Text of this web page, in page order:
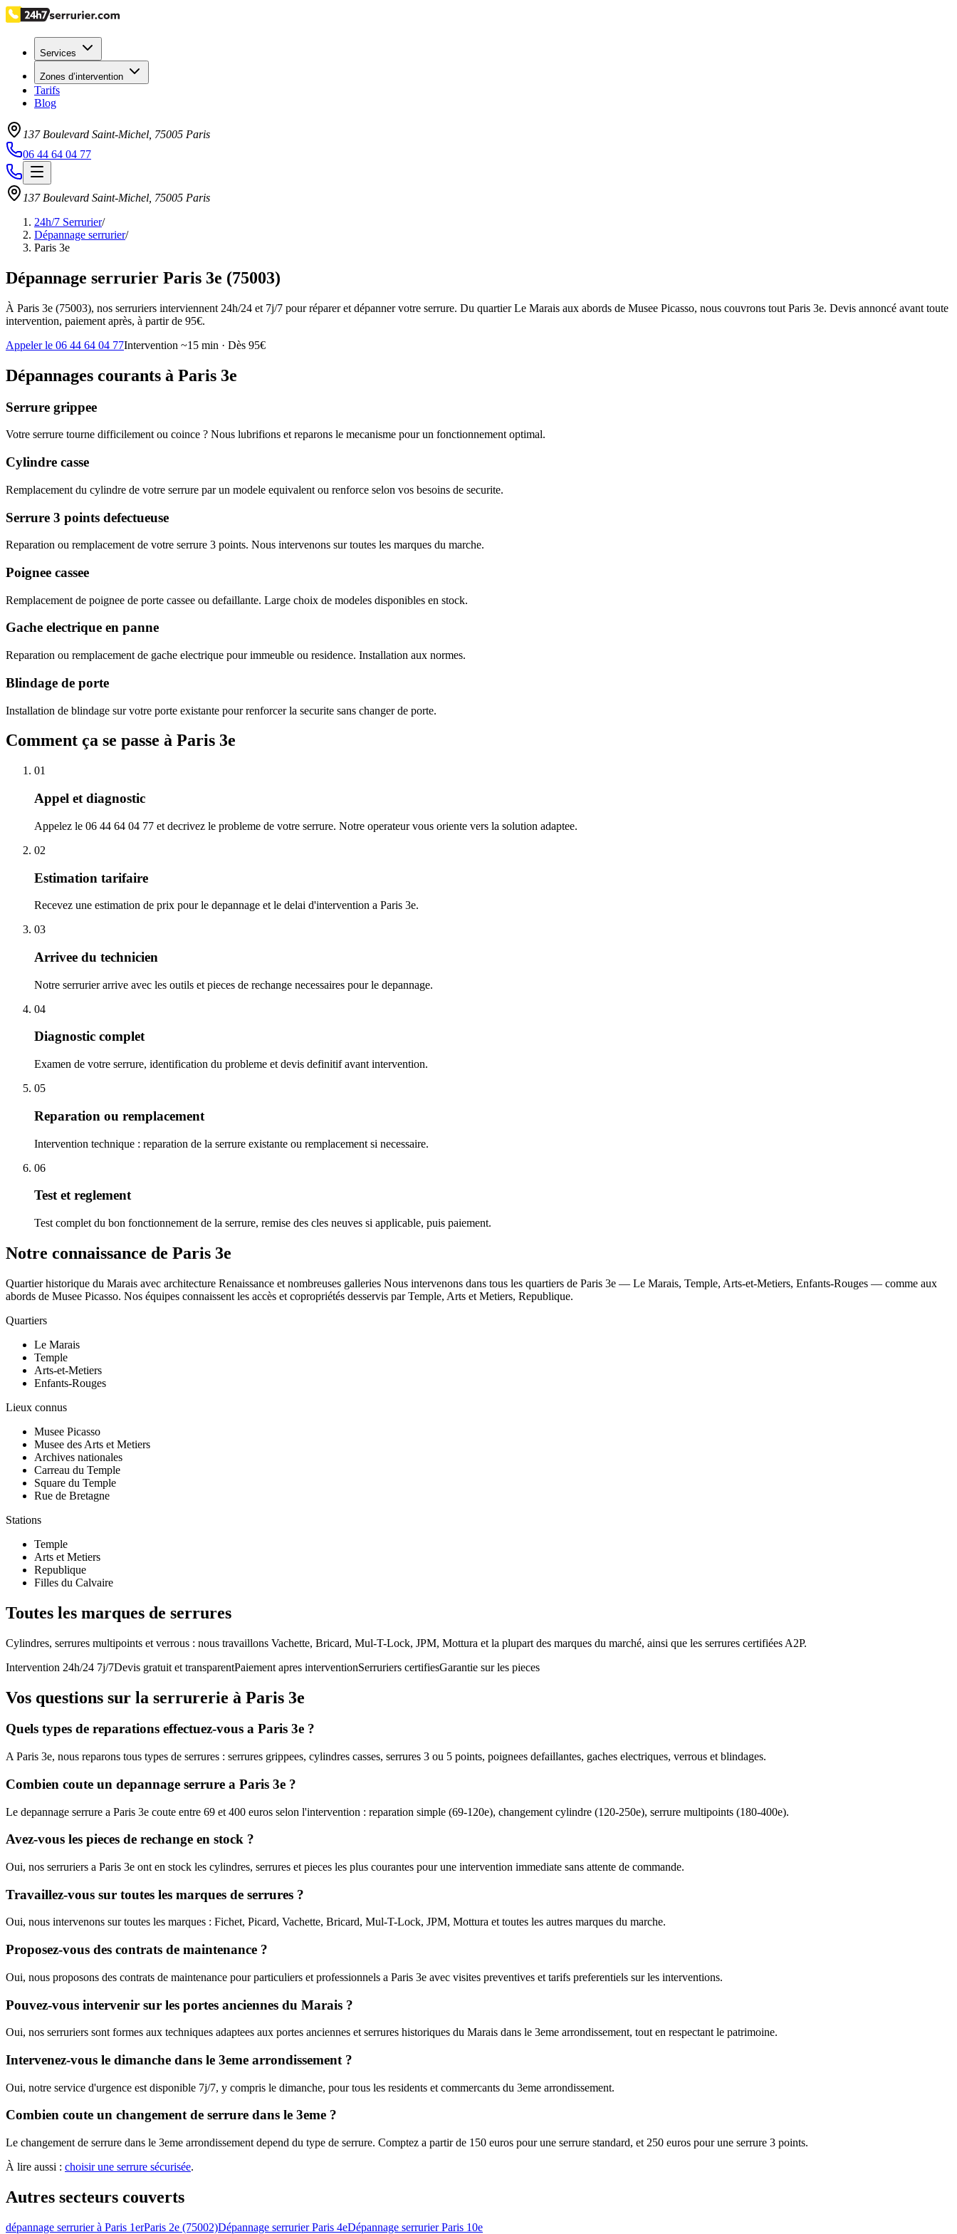
Services
Zones d’intervention
Tarifs
Blog
137 Boulevard Saint-Michel 75005 Paris
06 44 64 04 77
137 Boulevard Saint-Michel 75005 Paris
24h/7 Serrurier/
Dépannage serrurier/
Paris 3e
Dépannage serrurier Paris 3e (75003)
À Paris 3e (75003), nos serruriers interviennent 24h/24 et 7j/7 pour réparer et dépanner votre serrure. Du quartier Le Marais aux abords de Musee Picasso, nous couvrons tout Paris 3e. Devis annoncé avant toute
intervention, paiement après, à partir de 95€.
Appeler le 06 44 64 04 77Intervention ~15 min · Dès 95€
Dépannages courants à Paris 3e
Serrure grippee
Votre serrure tourne difficilement ou coince ? Nous lubrifions et reparons le mecanisme pour un fonctionnement optimal.
Cylindre casse
Remplacement du cylindre de votre serrure par un modele equivalent ou renforce selon vos besoins de securite.
Serrure 3 points defectueuse
Reparation ou remplacement de votre serrure 3 points. Nous intervenons sur toutes les marques du marche.
Poignee cassee
Remplacement de poignee de porte cassee ou defaillante. Large choix de modeles disponibles en stock.
Gache electrique en panne
Reparation ou remplacement de gache electrique pour immeuble ou residence. Installation aux normes.
Blindage de porte
Installation de blindage sur votre porte existante pour renforcer la securite sans changer de porte.
Comment ça se passe à Paris 3e
01
Appel et diagnostic
Appelez le 06 44 64 04 77 et decrivez le probleme de votre serrure. Notre operateur vous oriente vers la solution adaptee.
02
Estimation tarifaire
Recevez une estimation de prix pour le depannage et le delai d'intervention a Paris 3e.
03
Arrivee du technicien
Notre serrurier arrive avec les outils et pieces de rechange necessaires pour le depannage.
04
Diagnostic complet
Examen de votre serrure, identification du probleme et devis definitif avant intervention.
05
Reparation ou remplacement
Intervention technique : reparation de la serrure existante ou remplacement si necessaire.
06
Test et reglement
Test complet du bon fonctionnement de la serrure, remise des cles neuves si applicable, puis paiement.
Notre connaissance de Paris 3e
Quartier historique du Marais avec architecture Renaissance et nombreuses galleries Nous intervenons dans tous les quartiers de Paris 3e — Le Marais, Temple, Arts-et-Metiers, Enfants-Rouges — comme aux
abords de Musee Picasso. Nos équipes connaissent les accès et copropriétés desservis par Temple, Arts et Metiers, Republique.
Quartiers
Le Marais
Temple
Arts-et-Metiers
Enfants-Rouges
Lieux connus
Musee Picasso
Musee des Arts et Metiers
Archives nationales
Carreau du Temple
Square du Temple
Rue de Bretagne
Stations
Temple
Arts et Metiers
Republique
Filles du Calvaire
Toutes les marques de serrures
Cylindres, serrures multipoints et verrous : nous travaillons Vachette, Bricard, Mul-T-Lock, JPM, Mottura et la plupart des marques du marché, ainsi que les serrures certifiées A2P.
Intervention 24h/24 7j/7Devis gratuit et transparentPaiement apres interventionSerruriers certifiesGarantie sur les pieces
Vos questions sur la serrurerie à Paris 3e
Quels types de reparations effectuez-vous a Paris 3e ?
A Paris 3e, nous reparons tous types de serrures : serrures grippees, cylindres casses, serrures 3 ou 5 points, poignees defaillantes, gaches electriques, verrous et blindages.
Combien coute un depannage serrure a Paris 3e ?
Le depannage serrure a Paris 3e coute entre 69 et 400 euros selon l'intervention : reparation simple (69-120e), changement cylindre (120-250e), serrure multipoints (180-400e).
Avez-vous les pieces de rechange en stock ?
Oui, nos serruriers a Paris 3e ont en stock les cylindres, serrures et pieces les plus courantes pour une intervention immediate sans attente de commande.
Travaillez-vous sur toutes les marques de serrures ?
Oui, nous intervenons sur toutes les marques : Fichet, Picard, Vachette, Bricard, Mul-T-Lock, JPM, Mottura et toutes les autres marques du marche.
Proposez-vous des contrats de maintenance ?
Oui, nous proposons des contrats de maintenance pour particuliers et professionnels a Paris 3e avec visites preventives et tarifs preferentiels sur les interventions.
Pouvez-vous intervenir sur les portes anciennes du Marais ?
Oui, nos serruriers sont formes aux techniques adaptees aux portes anciennes et serrures historiques du Marais dans le 3eme arrondissement, tout en respectant le patrimoine.
Intervenez-vous le dimanche dans le 3eme arrondissement ?
Oui, notre service d'urgence est disponible 7j/7, y compris le dimanche, pour tous les residents et commercants du 3eme arrondissement.
Combien coute un changement de serrure dans le 3eme ?
Le changement de serrure dans le 3eme arrondissement depend du type de serrure. Comptez a partir de 150 euros pour une serrure standard, et 250 euros pour une serrure 3 points.
À lire aussi : choisir une serrure sécurisée.
Autres secteurs couverts
dépannage serrurier à Paris 1erParis 2e (75002)Dépannage serrurier Paris 4eDépannage serrurier Paris 10e